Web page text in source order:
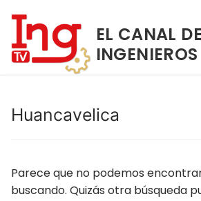
contenido
EL CANAL
INGENIEROS
Buscar:
Huancavelica
Parece que no podemos
buscando. Quizás otra búsqueda